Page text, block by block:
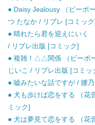
● Daisy Jealousy （ビーボ
つ たなか / リブレ [コミッ
● 晴れたら君を迎えにいく
/ リブレ出版 [コミック]
● 複雑！△△関係 （ビーボ
じいこ / リブレ出版 [コミッ
● 嘘みたいな話ですが / 腰
● 犬も歩けば恋をする （花
ミック]
● 犬は夢見て恋をする （花